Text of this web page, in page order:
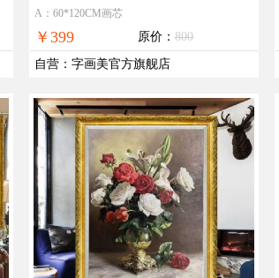
景油画
A：60*120CM画芯
￥399 原价： 800
自营 ： 字画美官方旗舰店